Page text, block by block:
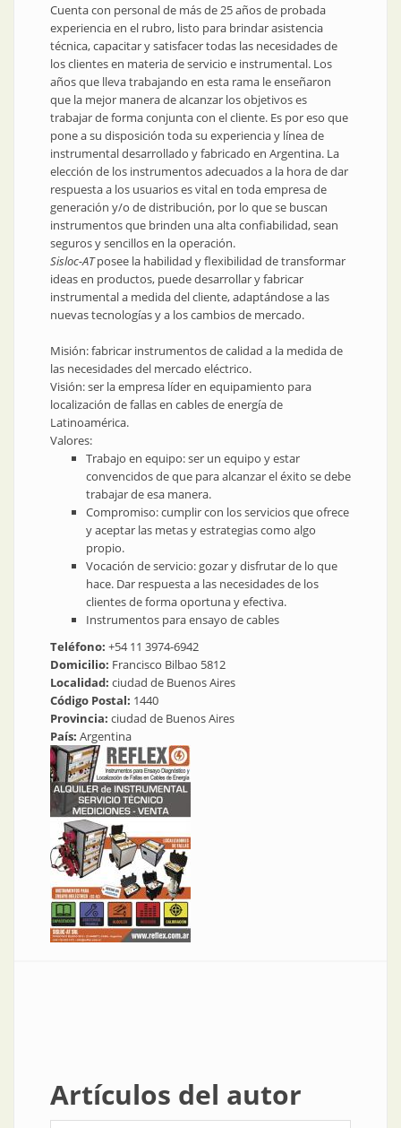
Cuenta con personal de más de 25 años de probada
experiencia en el rubro, listo para brindar asistencia
técnica, capacitar y satisfacer todas las necesidades de
los clientes en materia de servicio e instrumental. Los
años que lleva trabajando en esta rama le enseñaron
que la mejor manera de alcanzar los objetivos es
trabajar de forma conjunta con el cliente. Es por eso que
pone a su disposición toda su experiencia y línea de
instrumental desarrollado y fabricado en Argentina. La
elección de los instrumentos adecuados a la hora de dar
respuesta a los usuarios es vital en toda empresa de
generación y/o de distribución, por lo que se buscan
instrumentos que brinden una alta confiabilidad, sean
seguros y sencillos en la operación.
Sisloc-ATposee la habilidad y flexibilidad de transformar
ideas en productos, puede desarrollar y fabricar
instrumental a medida del cliente, adaptándose a las
nuevas tecnologías y a los cambios de mercado.
Misión: fabricar instrumentos de calidad a la medida de
las necesidades del mercado eléctrico.
Visión: ser la empresa líder en equipamiento para
localización de fallas en cables de energía de
Latinoamérica.
Valores:
Trabajo en equipo: ser un equipo y estar
convencidos de que para alcanzar el éxito se debe
trabajar de esa manera.
Compromiso: cumplir con los servicios que ofrece
y aceptar las metas y estrategias como algo
propio.
Vocación de servicio: gozar y disfrutar de lo que
hace. Dar respuesta a las necesidades de los
clientes de forma oportuna y efectiva.
Instrumentos para ensayo de cables
Teléfono: +54 11 3974-6942
Domicilio: Francisco Bilbao 5812
Localidad: ciudad de Buenos Aires
Código Postal: 1440
Provincia: ciudad de Buenos Aires
País: Argentina
Artículos del autor